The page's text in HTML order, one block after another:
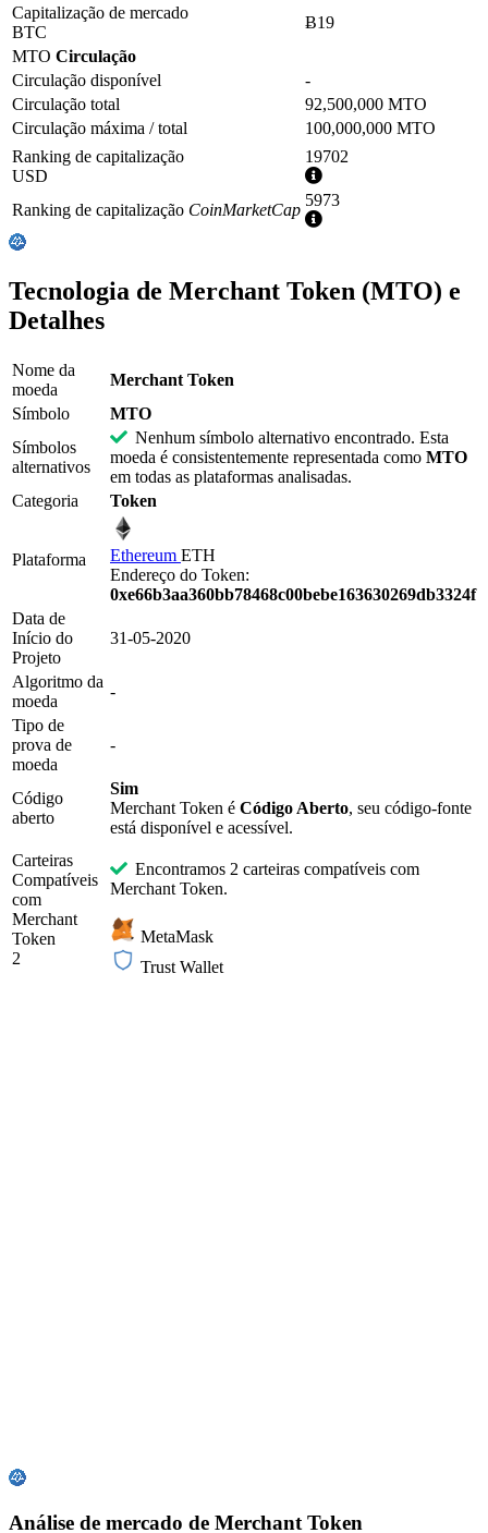
Capitalização de mercado
BTC
Ƀ19
MTO Circulação
Circulação disponível
-
Circulação total
92,500,000 MTO
Circulação máxima / total
100,000,000 MTO
Ranking de capitalização
USD
19702
Mais
informações
Ranking de capitalização CoinMarketCap
5973
Mais
Tecnologia de Merchant Token (MTO) e
Detalhes
Nome da
moeda
Merchant Token
Símbolo
MTO
Símbolos
alternativos
Nenhum símbolo alternativo encontrado. Esta
moeda é consistentemente representada como MTO
em todas as plataformas analisadas.
Categoria
Token
Plataforma Ethereum ETH
Endereço do Token:
0xe66b3aa360bb78468c00bebe163630269db3324f
Data de
Início do
Projeto
31-05-2020
Algoritmo da
moeda
-
Tipo de
prova de
moeda
-
Código
aberto
Sim
Merchant Token é Código Aberto, seu código-fonte
está disponível e acessível.
Carteiras
Compatíveis
com
Merchant
Token
2
Encontramos 2 carteiras compatíveis com
Merchant Token.
MetaMask
Trust Wallet
Análise de mercado de Merchant Token